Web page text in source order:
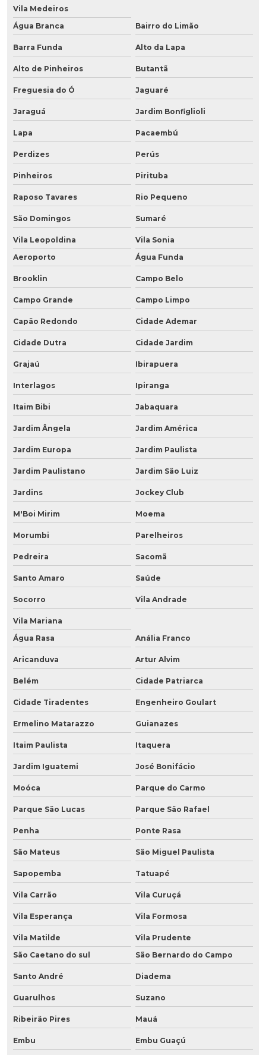
Vila Medeiros
Água Branca
Bairro do Limão
Barra Funda Alto da Lapa
Alto de Pinheiros Butantã
Freguesia do Ó Jaguaré
Jaraguá Jardim Bonfiglioli
Lapa Pacaembú
Perdizes Perús
Pinheiros Pirituba
Raposo Tavares Rio Pequeno
São Domingos Sumaré
Vila Leopoldina
Vila Sonia
Aeroporto
Água Funda
Brooklin Campo Belo
Campo Grande Campo Limpo
Capão Redondo Cidade Ademar
Cidade Dutra Cidade Jardim
Grajaú Ibirapuera
Interlagos Ipiranga
Itaim Bibi Jabaquara
Jardim Ângela Jardim América
Jardim Europa Jardim Paulista
Jardim Paulistano Jardim São Luiz
Jardins Jockey Club
M'Boi Mirim Moema
Morumbi Parelheiros
Pedreira Sacomã
Santo Amaro Saúde
Socorro Vila Andrade
Vila Mariana
Água Rasa
Anália Franco
Aricanduva Artur Alvim
Belém Cidade Patriarca
Cidade Tiradentes Engenheiro Goulart
Ermelino Matarazzo Guianazes
Itaim Paulista Itaquera
Jardim Iguatemi José Bonifácio
Moóca Parque do Carmo
Parque São Lucas Parque São Rafael
Penha Ponte Rasa
São Mateus São Miguel Paulista
Sapopemba Tatuapé
Vila Carrão Vila Curuçá
Vila Esperança Vila Formosa
Vila Matilde
Vila Prudente
São Caetano do sul
São Bernardo do Campo
Santo André Diadema
Guarulhos Suzano
Ribeirão Pires Mauá
Embu Embu Guaçú